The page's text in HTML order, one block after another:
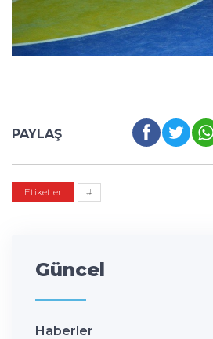
PAYLAŞ
Etiketler #
Güncel
Haberler